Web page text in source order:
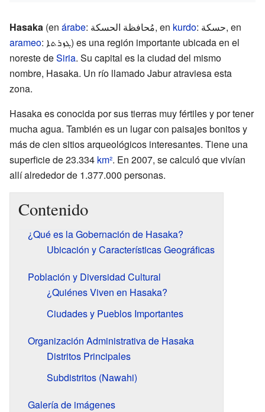
Hasaka (en árabe : مُحافظة الحسكة, en kurdo
: حسكة, en
arameo: ܓܙܪܬܐ) es una región importante ubicada en el
noreste deSiria. Su capital es la ciudad del mismo
nombre, Hasaka. Un río llamado Jabur atraviesa esta
zona.
Hasaka es conocida por sus tierras muy fértiles y por tener
mucha agua. También es un lugar con paisajes bonitos y
más de cien sitios arqueológicos interesantes. Tiene una
superficie de 23.334 km². En 2007, se calculó que vivían
allí alrededor de 1.377.000 personas.
Contenido
¿Qué es la Gobernación de Hasaka?
Ubicación y Características Geográficas
Población y Diversidad Cultural
¿Quiénes Viven en Hasaka?
Ciudades y Pueblos Importantes
Organización Administrativa de Hasaka
Distritos Principales
Subdistritos (Nawahi)
Galería de imágenes